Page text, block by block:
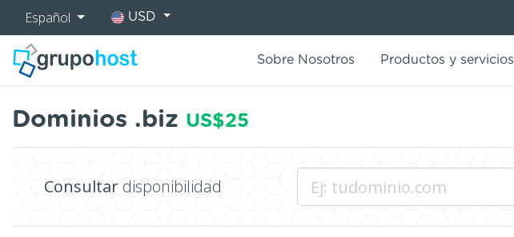
Español USD
Sobre Nosotros Productos y servicios
Dominios .biz US$25
Consultar disponibilidad